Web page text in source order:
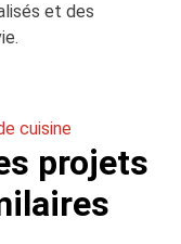
et des
cuisine
projets